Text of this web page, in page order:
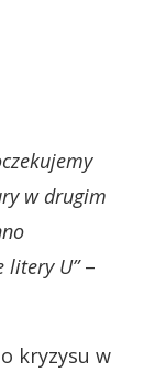
w drugim
litery U”–
kryzysu w